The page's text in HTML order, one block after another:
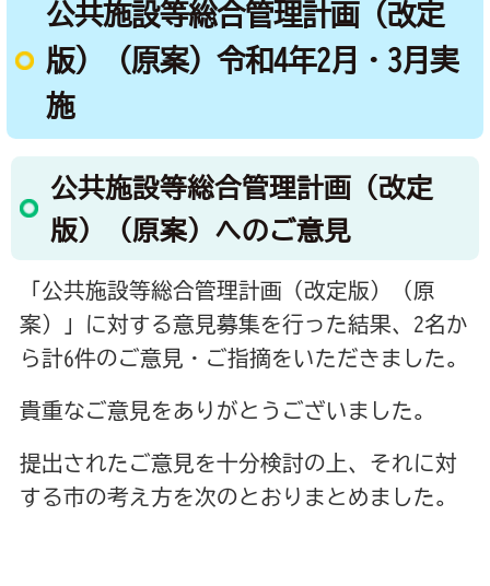
公共施設等総合管理計画（改定
版）（原案）令和4年2月・3月実
施
公共施設等総合管理計画（改定
版）（原案）へのご意見
「公共施設等総合管理計画（改定版）（原
案）」に対する意見募集を行った結果、2名か
ら計6件のご意見・ご指摘をいただきました。
貴重なご意見をありがとうございました。
提出されたご意見を十分検討の上、それに対
する市の考え方を次のとおりまとめました。